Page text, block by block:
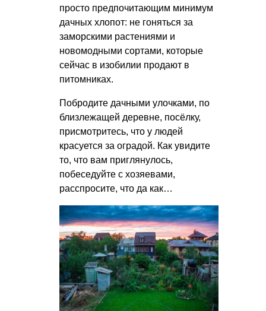
просто предпочитающим минимум
дачных хлопот: не гоняться за
заморскими растениями и
новомодными сортами, которые
сейчас в изобилии продают в
питомниках.
Побродите дачными улочками, по
близлежащей деревне, посёлку,
присмотритесь, что у людей
красуется за оградой. Как увидите
то, что вам приглянулось,
побеседуйте с хозяевами,
расспросите, что да как…